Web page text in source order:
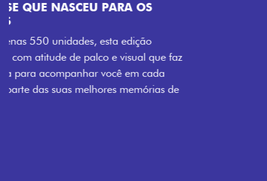
VISUAL COM ENERGIA LOLLABR
Se liga no que compõe a identidade exclusiva do
festival: série numerada, adesivo lateral LollaBR e a
soleira temática que reforçam a exclusividade,
enquanto os detalhes escurecidos, o teto bicolor e as
rodas de liga-leve aro 16” em preto brilhante